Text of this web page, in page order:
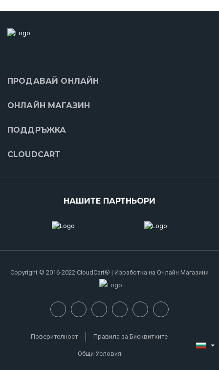
ПРОДАВАЙ ОНЛАЙН
ОНЛАЙН МАГАЗИН
ПОДДРЪЖКА
CLOUDCART
НАШИТЕ ПАРТНЬОРИ
Copyright © 2016-2022 CloudCart® | Изработка на Онлайн Магазини
Поверителност Правила за Бисквитките
Общи Условия